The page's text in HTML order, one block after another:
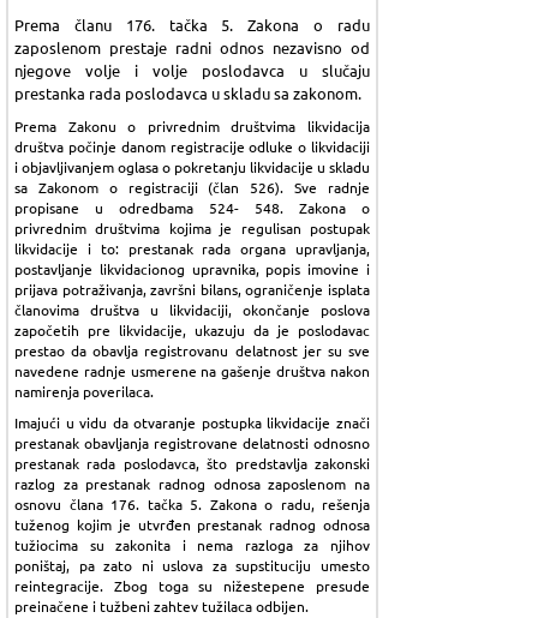
Prema članu 176. tačka 5. Zakona o radu
zaposlenom prestaje radni odnos nezavisno od
njegove volje i volje poslodavca u slučaju
prestanka rada poslodavca u skladu sa zakonom.
Prema Zakonu o privrednim društvima likvidacija
društva počinje danom registracije odluke o likvidaciji
i objavljivanjem oglasa o pokretanju likvidacije u skladu
sa Zakonom o registraciji (član 526). Sve radnje
propisane u odredbama 524- 548. Zakona o
privrednim društvima kojima je regulisan postupak
likvidacije i to: prestanak rada organa upravljanja,
postavljanje likvidacionog upravnika, popis imovine i
prijava potraživanja, završni bilans, ograničenje isplata
članovima društva u likvidaciji, okončanje poslova
započetih pre likvidacije, ukazuju da je poslodavac
prestao da obavlja registrovanu delatnost jer su sve
navedene radnje usmerene na gašenje društva nakon
namirenja poverilaca.
Imajući u vidu da otvaranje postupka likvidacije znači
prestanak obavljanja registrovane delatnosti odnosno
prestanak rada poslodavca, što predstavlja zakonski
razlog za prestanak radnog odnosa zaposlenom na
osnovu člana 176. tačka 5. Zakona o radu, rešenja
tuženog kojim je utvrđen prestanak radnog odnosa
tužiocima su zakonita i nema razloga za njihov
poništaj, pa zato ni uslova za supstituciju umesto
reintegracije. Zbog toga su nižestepene presude
preinačene i tužbeni zahtev tužilaca odbijen.